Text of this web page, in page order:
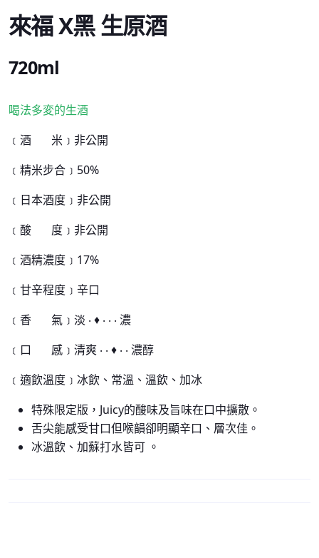
來福 X黑 生原酒
720ml
喝法多変的生酒
﹝酒 米﹞非公開
﹝精米步合﹞50%
﹝日本酒度﹞非公開
﹝酸 度﹞非公開
﹝酒精濃度﹞17%
﹝甘辛程度﹞辛口
﹝香 氣﹞淡 ‧ ♦ ‧ ‧ ‧ 濃
﹝口 感﹞清爽 ‧ ‧ ♦ ‧ ‧ 濃醇
﹝適飲溫度﹞冰飲、常溫、溫飲、加冰
特殊限定版，Juicy的酸味及旨味在口中擴散。
舌尖能感受甘口但喉韻卻明顯辛口、層次佳。
冰溫飲、加蘇打水皆可 。